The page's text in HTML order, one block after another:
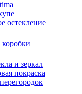
остекление
и зеркал
покраска